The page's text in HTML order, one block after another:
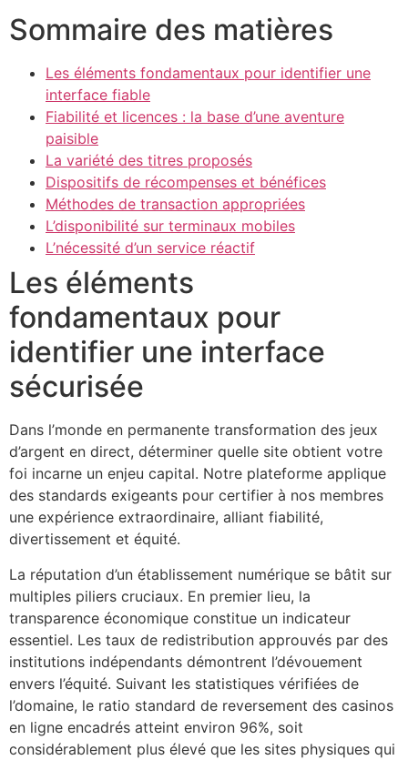
Sommaire des matières
Les éléments fondamentaux pour identifier une
interface fiable
Fiabilité et licences : la base d’une aventure
paisible
La variété des titres proposés
Dispositifs de récompenses et bénéfices
Méthodes de transaction appropriées
L’disponibilité sur terminaux mobiles
L’nécessité d’un service réactif
Les éléments
fondamentaux pour
identifier une interface
sécurisée
Dans l’monde en permanente transformation des jeux
d’argent en direct, déterminer quelle site obtient votre
foi incarne un enjeu capital. Notre plateforme applique
des standards exigeants pour certifier à nos membres
une expérience extraordinaire, alliant fiabilité,
divertissement et équité.
La réputation d’un établissement numérique se bâtit sur
multiples piliers cruciaux. En premier lieu, la
transparence économique constitue un indicateur
essentiel. Les taux de redistribution approuvés par des
institutions indépendants démontrent l’dévouement
envers l’équité. Suivant les statistiques vérifiées de
l’domaine, le ratio standard de reversement des casinos
en ligne encadrés atteint environ 96%, soit
considérablement plus élevé que les sites physiques qui